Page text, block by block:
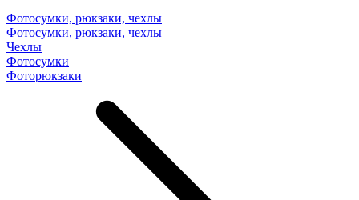
Фотосумки, рюкзаки, чехлы
Фотосумки, рюкзаки, чехлы
Чехлы
Фотосумки
Фоторюкзаки